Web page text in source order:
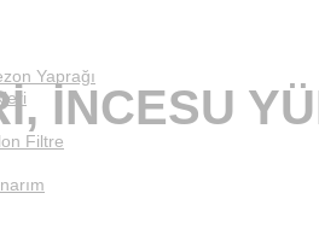
Yaprağı
Filtre
İNCESU